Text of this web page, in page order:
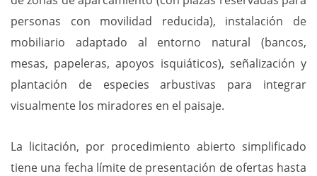
personas con movilidad reducida), instalación de
mobiliario adaptado al entorno natural (bancos,
mesas, papeleras, apoyos isquiáticos), señalización y
plantación de especies arbustivas para integrar
visualmente los miradores en el paisaje.
La licitación, por procedimiento abierto simplificado
tiene una fecha límite de presentación de ofertas hasta